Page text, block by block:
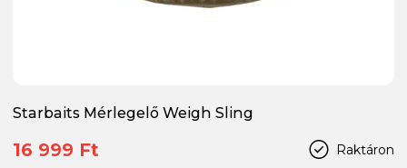
Starbaits Mérlegelő Weigh Sling
Raktáron
16 999 Ft